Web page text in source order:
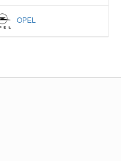
OPEL